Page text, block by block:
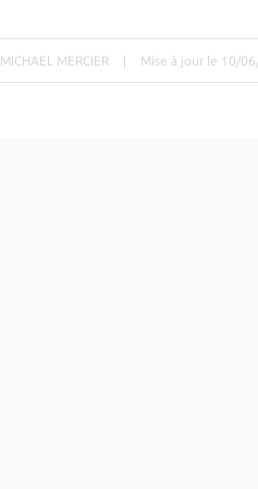
MICHAEL MERCIER | Mise à jour le 10/